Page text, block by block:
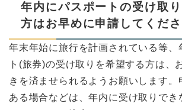
年内にパスポートの受け取
方はお早めに申請してくだ
年末年始に旅行を計画されている等、
ト(旅券)の受け取りを希望する方は、
きを済ませられるようお願いします。
ある場合などは、年内に受け取りでき